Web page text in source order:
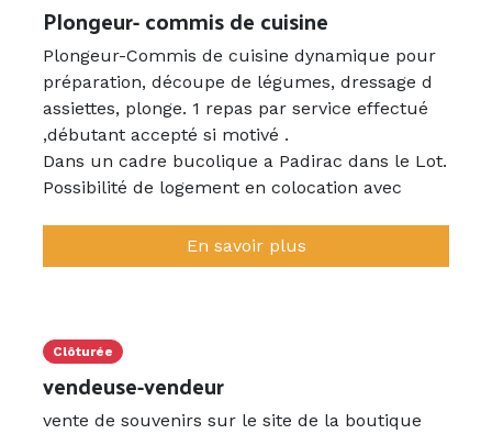
Plongeur- commis de cuisine
Plongeur-Commis de cuisine dynamique pour
préparation, découpe de légumes, dressage d
assiettes, plonge. 1 repas par service effectué
,débutant accepté si motivé .
Dans un cadre bucolique a Padirac dans le Lot.
Possibilité de logement en colocation avec
Viendrons vs chercher a la gare de GRAMAT si
tout âge , prête a vous intégrer.
En savoir plus
Clôturée
vendeuse-vendeur
vente de souvenirs sur le site de la boutique